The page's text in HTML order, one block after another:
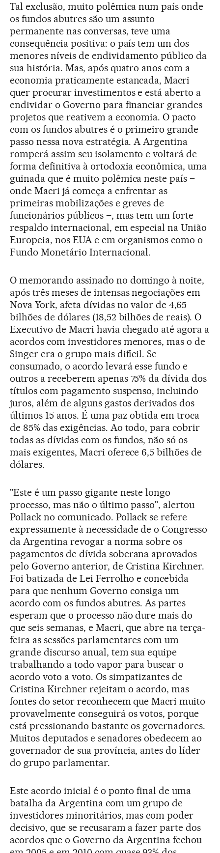
Tal exclusão, muito polêmica num país onde
os fundos abutres são um assunto
permanente nas conversas, teve uma
consequência positiva: o país tem um dos
menores níveis de endividamento público da
sua história. Mas, após quatro anos com a
economia praticamente estancada, Macri
quer procurar investimentos e está aberto a
endividar o Governo para financiar grandes
projetos que reativem a economia. O pacto
com os fundos abutres é o primeiro grande
passo nessa nova estratégia. A Argentina
romperá assim seu isolamento e voltará de
forma definitiva à ortodoxia econômica, uma
guinada que é muito polêmica neste país –
onde Macri já começa a enfrentar as
primeiras mobilizações e greves de
funcionários públicos –, mas tem um forte
respaldo internacional, em especial na União
Europeia, nos EUA e em organismos como o
Fundo Monetário Internacional.
O memorando assinado no domingo à noite,
após três meses de intensas negociações em
Nova York, afeta dívidas no valor de 4,65
bilhões de dólares (18,52 bilhões de reais). O
Executivo de Macri havia chegado até agora a
acordos com investidores menores, mas o de
Singer era o grupo mais difícil. Se
consumado, o acordo levará esse fundo e
outros a receberem apenas 75% da dívida dos
títulos com pagamento suspenso, incluindo
juros, além de alguns gastos derivados dos
últimos 15 anos. É uma paz obtida em troca
de 85% das exigências. Ao todo, para cobrir
todas as dívidas com os fundos, não só os
mais exigentes, Macri oferece 6,5 bilhões de
dólares.
"Este é um passo gigante neste longo
processo, mas não o último passo", alertou
Pollack no comunicado. Pollack se refere
expressamente à necessidade de o Congresso
da Argentina revogar a norma sobre os
pagamentos de dívida soberana aprovados
pelo Governo anterior, de Cristina Kirchner.
Foi batizada de Lei Ferrolho e concebida
para que nenhum Governo consiga um
acordo com os fundos abutres. As partes
esperam que o processo não dure mais do
que seis semanas, e Macri, que abre na terça-
feira as sessões parlamentares com um
grande discurso anual, tem sua equipe
trabalhando a todo vapor para buscar o
acordo voto a voto. Os simpatizantes de
Cristina Kirchner rejeitam o acordo, mas
fontes do setor reconhecem que Macri muito
provavelmente conseguirá os votos, porque
está pressionando bastante os governadores.
Muitos deputados e senadores obedecem ao
governador de sua província, antes do líder
do grupo parlamentar.
Este acordo inicial é o ponto final de uma
batalha da Argentina com um grupo de
investidores minoritários, mas com poder
decisivo, que se recusaram a fazer parte dos
acordos que o Governo da Argentina fechou